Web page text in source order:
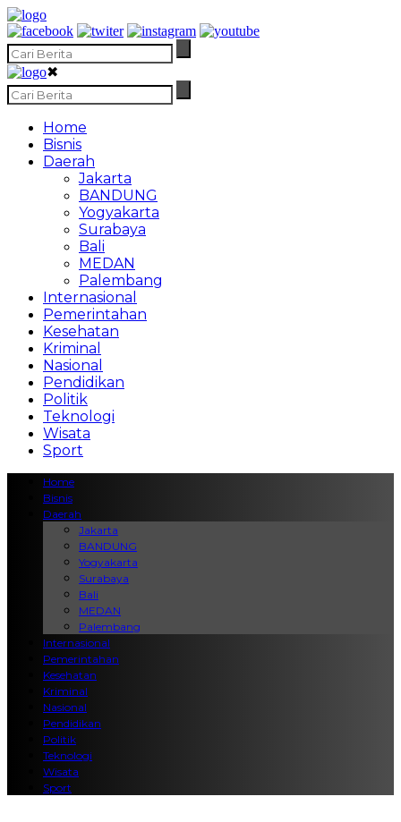
✖
Home
Bisnis
Daerah
Jakarta
BANDUNG
Yogyakarta
Surabaya
Bali
MEDAN
Palembang
Internasional
Pemerintahan
Kesehatan
Kriminal
Nasional
Pendidikan
Politik
Teknologi
Wisata
Sport
Home
Bisnis
Daerah
Jakarta
BANDUNG
Yogyakarta
Surabaya
Bali
MEDAN
Palembang
Internasional
Pemerintahan
Kesehatan
Kriminal
Nasional
Pendidikan
Politik
Teknologi
Wisata
Sport